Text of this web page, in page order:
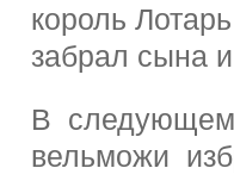
король
забрал сына
В следующем
вельможи